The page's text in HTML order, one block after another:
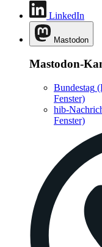
LinkedIn
Mastodon
Mastodon-
Bundestag
Fenster)
hib-
Fenster)